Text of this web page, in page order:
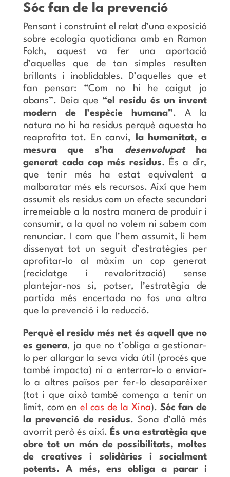
Sóc fan de la prevenció
Pensant i construint el relat d’una exposició
sobre ecologia quotidiana amb en Ramon
Folch, aquest va fer una aportació
d’aquelles que de tan simples resulten
brillants i inoblidables. D’aquelles que et
fan pensar: “Com no hi he caigut jo
abans”. Deia que “el residu és un invent
modern de l’espècie humana”. A la
natura no hi ha residus perquè aquesta ho
reaprofita tot. En canvi,
la humanitat, a
mesura que s’ha desenvolupatha
generat cada cop més residus. És a dir,
que tenir més ha estat equivalent a
malbaratar més els recursos. Així que hem
assumit els residus com un efecte secundari
irremeiable a la nostra manera de produir i
consumir, a la qual no volem ni sabem com
renunciar. I com que l’hem assumit, li hem
dissenyat tot un seguit d’estratègies per
aprofitar-lo al màxim un cop generat
(reciclatge i revalorització) sense
plantejar-nos si, potser, l’estratègia de
partida més encertada no fos una altra
que la prevenció i la reducció.
Perquè el residu més net és aquell que no
es genera, ja que no t’obliga a gestionar-
lo per allargar la seva vida útil (procés que
també impacta) ni a enterrar-lo o enviar-
lo a altres països per fer-lo desaparèixer
(tot i que això també comença a tenir un
límit, com enel cas de la Xina). Sóc fan de
la prevenció de residus. Sona d’allò més
avorrit però és així. És una estratègia que
obre tot un món de possibilitats, moltes
de creatives i solidàries i socialment
potents. A més, ens obliga a parar i